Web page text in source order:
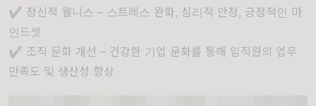
✔ 정신적 웰니스 – 스트레스 완화, 심리적 안정, 긍정적인 마
인드셋
✔ 조직 문화 개선 – 건강한 기업 문화를 통해 임직원의 업무
만족도 및 생산성 향상